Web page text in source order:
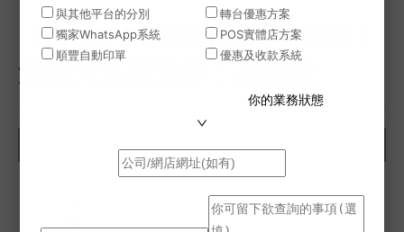
與其他平台的分別
轉台優惠方案
獨家WhatsApp系統
POS實體店方案
順豐自動印單
優惠及收款系統
你的業務狀態
【SHOPAGE電商教室2026】
送貨方法新選擇：易送遞